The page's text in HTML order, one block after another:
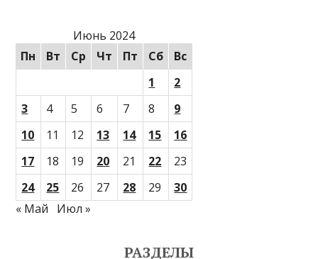
Июнь 2024
Пн
Вт Ср Чт Пт Сб
Вс
1
2
3
4 5 6 7 8
9
10
11 12 13 14 15
16
17
18 19 20 21 22
23
24
25 26 27 28 29
30
« Май
Июл »
РАЗДЕЛЫ